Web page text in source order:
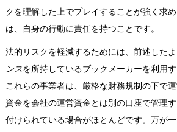
クを理解した上でプレイすることが強く求
は、自身の行動に責任を持つことです。
法的リスクを軽減するためには、前述した
ンスを所持しているブックメーカーを利用す
これらの事業者は、厳格な財務規制の下で
資金を会社の運営資金とは別の口座で管理
付けられている場合がほとんどです。万が